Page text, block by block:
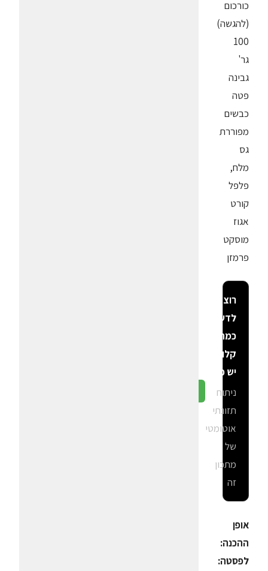
כורכום
(להגשה)
100
גר'
גבינה
פטה
כבשים
מפוררת
גס
מלח,
פלפל
קורט
אגוז
מוסקט
פרמזן
רוצה
לדעת
כמה
קלוריות
יש פה?
ניתוח
תזונתי
אוטומטי
של
מתכון
זה
אופן
ההכנה:
לפסטה: